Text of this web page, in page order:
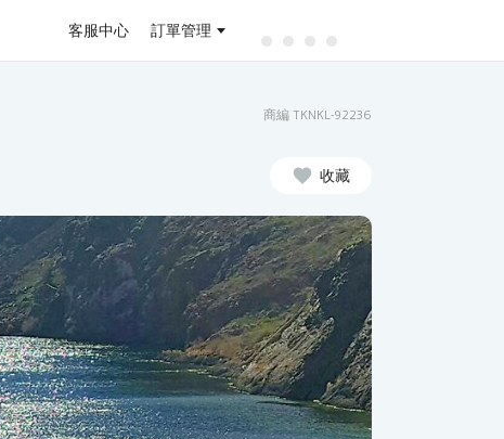
客服中心 訂單管理
商編 TKNKL-92236
收藏